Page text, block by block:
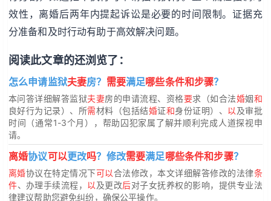
效性，离婚后两年内提起诉讼是必要的时间限制。证据充
分准备和及时行动有助于高效解决问题。
阅读此文章的还浏览了：
怎么申请监狱夫妻房？ 需要满足哪些条件和步骤？
本问答详细解答监狱夫妻房的申请流程、资格要求（如合法婚姻和
良好行为记录）、所需材料（包括结婚证和身份证明）、 以 及审批
时间（通常1-3个月），帮助囚犯家属了解并顺利完成人道探视申
请。
离婚协议可以更改吗？修改需要满足哪些条件和步骤？
离婚协议在特定情况下可以合法修改，本文详细解答修改的法律条
件、办理手续流程， 以 及更改后对子女抚养权的影响，提供专业法
律建议帮助您避免纠纷，确保公平操作。